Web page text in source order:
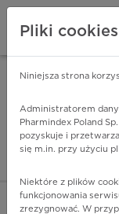
Pliki cookies
Niniejsza strona
Administratorem
Pharmindex Poland
pozyskuje i
się m.in. przy użyciu
Niektóre z plików
funkcjonowania
zrezygnować. W
ZA